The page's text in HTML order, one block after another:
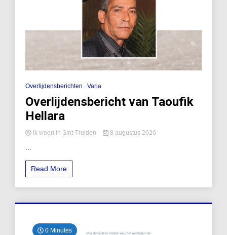
Overlijdensberichten Varia
Overlijdensbericht van Taoufik
Hellara
Ik woon in Sint-Truiden 8 augustus 2026
...
Read More
0 Minutes